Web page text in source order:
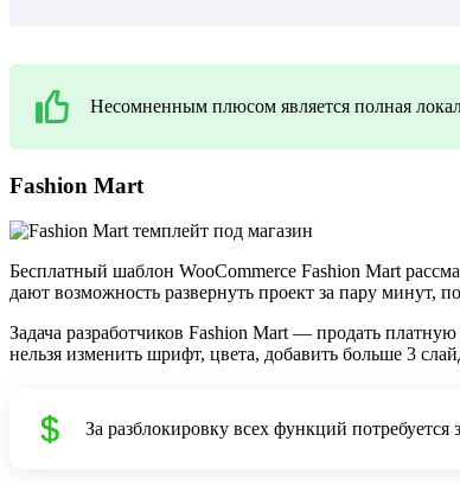
Несомненным плюсом является полная
Fashion Mart
Бесплатный шаблон WooCommerce Fashion Mart
дают возможность развернуть проект за пару минут,
Задача разработчиков Fashion Mart — продать
нельзя изменить шрифт, цвета, добавить больше 3
За разблокировку всех функций